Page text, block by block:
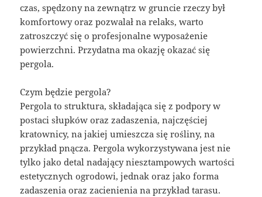
czas, spędzony na zewnątrz w gruncie rzeczy był
komfortowy oraz pozwalał na relaks, warto
zatroszczyć się o profesjonalne wyposażenie
powierzchni. Przydatna ma okazję okazać się
pergola.
Czym będzie pergola?
Pergola to struktura, składająca się z podpory w
postaci słupków oraz zadaszenia, najczęściej
kratownicy, na jakiej umieszcza się rośliny, na
przykład pnącza. Pergola wykorzystywana jest nie
tylko jako detal nadający niesztampowych wartości
estetycznych ogrodowi, jednak oraz jako forma
zadaszenia oraz zacienienia na przykład tarasu.